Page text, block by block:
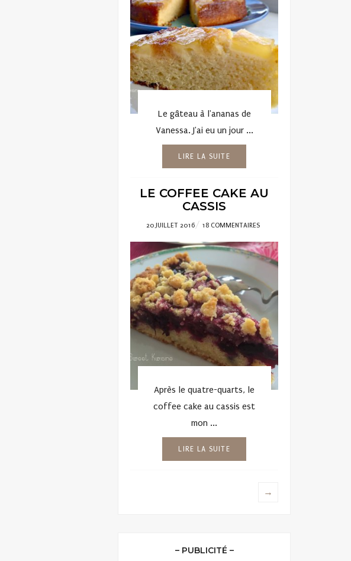
Le gâteau à l'ananas de
Vanessa. J'ai eu un jour ...
LIRE LA SUITE
LE COFFEE CAKE AU
CASSIS
POSTED
ON
20 JUILLET 2016 18 COMMENTAIRES
Après le quatre-quarts, le
coffee cake au cassis est
mon ...
LIRE LA SUITE
→
– PUBLICITÉ –